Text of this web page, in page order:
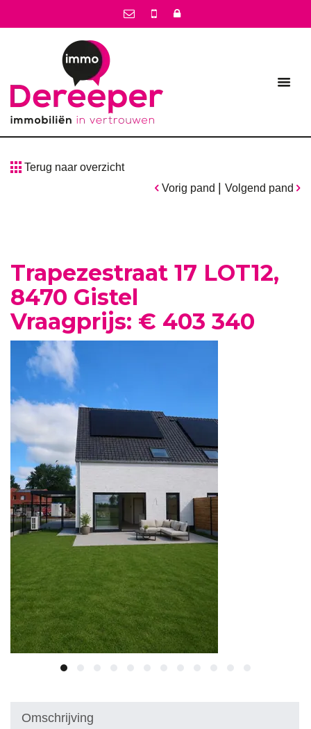
Terug naar overzicht
Vorig pand
Volgend pand
Trapezestraat 17 LOT12,
8470 Gistel
Vraagprijs: € 403 340
Omschrijving